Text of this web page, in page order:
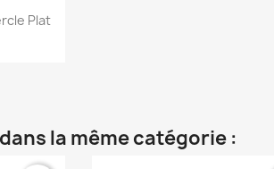
Plat
la même catégorie :